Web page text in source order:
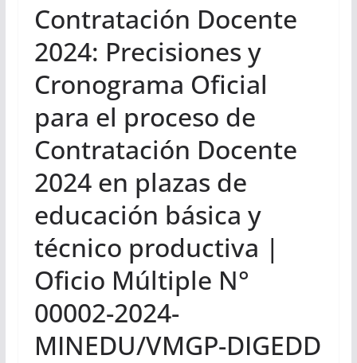
Contratación Docente
2024: Precisiones y
Cronograma Oficial
para el proceso de
Contratación Docente
2024 en plazas de
educación básica y
técnico productiva |
Oficio Múltiple N°
00002-2024-
MINEDU/VMGP-DIGEDD